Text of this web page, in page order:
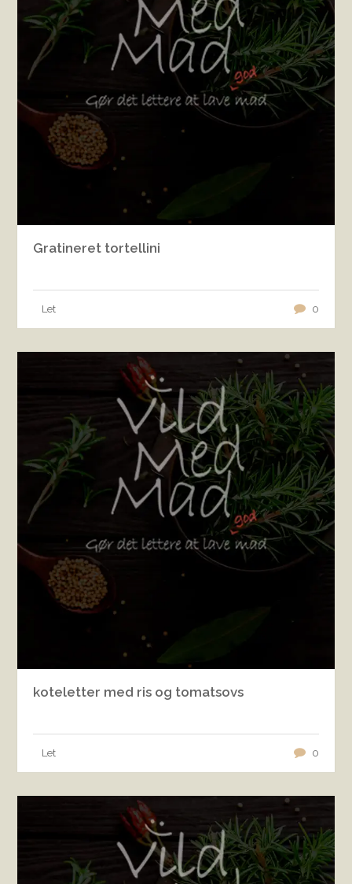
Gratineret tortellini
Let 0
koteletter med ris og tomatsovs
Let 0